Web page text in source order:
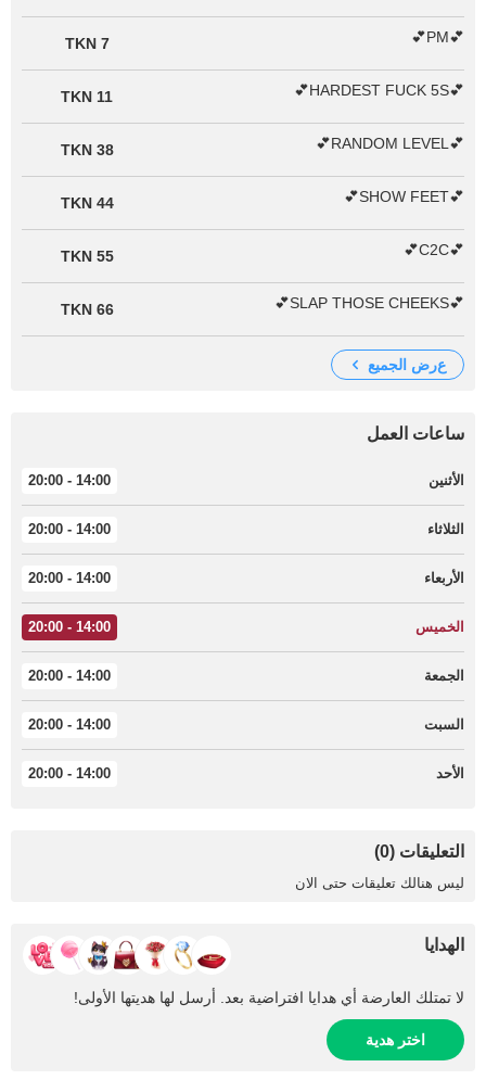
💕PM💕
7 TKN
💕HARDEST FUCK 5S💕
11 TKN
💕RANDOM LEVEL💕
38 TKN
💕SHOW FEET💕
44 TKN
💕C2C💕
55 TKN
💕SLAP THOSE CHEEKS💕
66 TKN
عرض الجميع
ساعات العمل
الأثنين 14:00 - 20:00
الثلاثاء 14:00 - 20:00
الأربعاء 14:00 - 20:00
الخميس 14:00 - 20:00
الجمعة 14:00 - 20:00
السبت 14:00 - 20:00
الأحد 14:00 - 20:00
التعليقات (0)
ليس هنالك تعليقات حتى الان
الهدايا
لا تمتلك العارضة أي هدايا افتراضية بعد. أرسل لها هديتها الأولى!
اختر هدية